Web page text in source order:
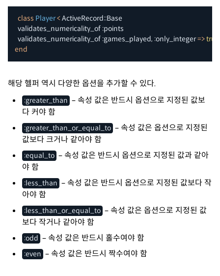
class Player< ActiveRecord::Base
  validates_numericality_of
:points
  validates_numericality_of
:games_played, :only_integer=>true
end
해당 헬퍼 역시 다양한 옵션을 추가할 수 있다.
:greater_than – 속성 값은 반드시 옵션으로 지정된 값보
다 커야 함
:greater_than_or_equal_to – 속성 값은 옵션으로 지정된
값보다 크거나 같아야 함
:equal_to – 속성 값은 반드시 옵션으로 지정된 값과 같아
야 함
:less_than – 속성 값은 반드시 옵션으로 지정된 값보다 작
아야 함
:less_than_or_equal_to – 속성 값은 옵션으로 지정된 값
보다 작거나 같아야 함
:odd – 속성 값은 반드시 홀수여야 함
:even – 속성 값은 반드시 짝수여야 함